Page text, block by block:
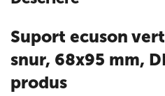
Suport ecuson
snur, 68x95 mm,
produs